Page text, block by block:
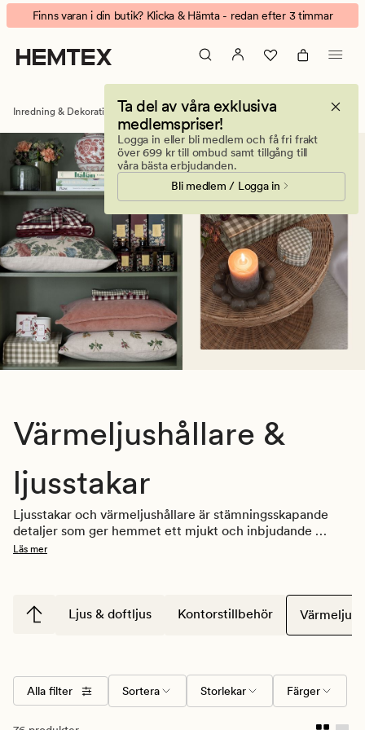
Stilfulla
Värmeljushållare
och
Ljusstakar
Hemtex
Animerad
banner.
Klicka
på
för
att
pausa.
Finns varan i din butik? Klicka & Hämta - redan efter 3 timmar
Ta del av våra exklusiva
medlemspriser!
Logga in eller bli medlem och få fri frakt
över 699 kr till ombud samt tillgång till
våra bästa erbjudanden.
Bli medlem / Logga in
Inredning & Dekorationer Värmeljushållare & ljusstakar
Värmeljushållare &
ljusstakar
Ljusstakar och värmeljushållare är stämningsskapande
detaljer som ger hemmet ett mjukt och inbjudande
uttryck. Med rätt modell kan du enkelt förändra känslan i
Läs mer
Ljus & doftljus Kontorstillbehör
Alla filter Sortera Storlekar Färger